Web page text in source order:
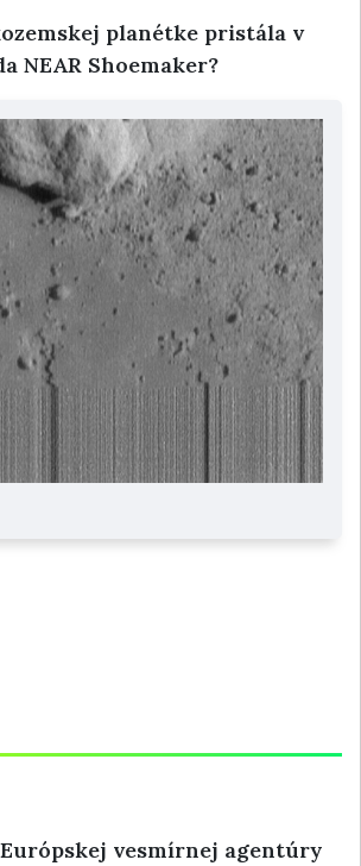
planétke pristála v
NEAR Shoemaker?
vesmírnej agentúry